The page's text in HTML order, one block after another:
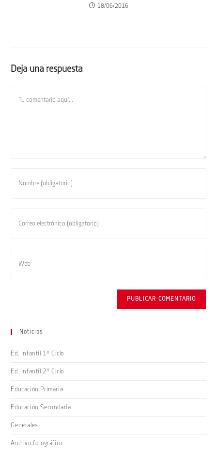
18/06/2016
Deja una respuesta
nombre
correo
Noticias
Ed. Infantil 1º Ciclo
Ed. Infantil 2º Ciclo
Educación Primaria
Educación Secundaria
Generales
Archivo fotográfico